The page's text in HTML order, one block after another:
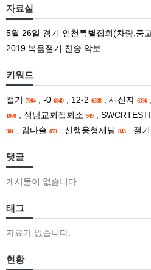
자료실
5월 26일 경기 인천특별집회(차량,중
2019 복음절기 찬송 악보
키워드
절기 7904 -0 6940 12-2 6338 새신자 6336
1070 성남교회집회소 949
901 김다솔 879 신행웅형제님 843 절
댓글
게시물이 없습니다.
태그
자료가 없습니다.
현황